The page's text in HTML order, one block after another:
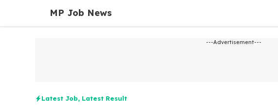
content
MP Job News
---Advertisement---
Latest Job, Latest Result